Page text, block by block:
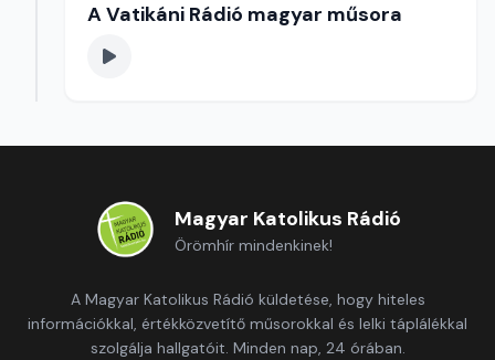
A Vatikáni Rádió magyar műsora
Magyar Katolikus Rádió
Örömhír mindenkinek!
A Magyar Katolikus Rádió küldetése, hogy hiteles
információkkal, értékközvetítő műsorokkal és lelki táplálékkal
szolgálja hallgatóit. Minden nap, 24 órában.